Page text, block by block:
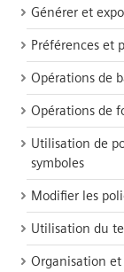
Générer et
Préférences et
Opérations de
Opérations de
Utilisation de
symboles
Modifier les
Utilisation du
Organisation